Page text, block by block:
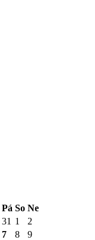
Pá So Ne
31 1
2
7 8
9